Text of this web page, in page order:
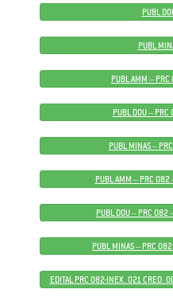
PUBL
PUBL
PUBL AMM – PRC
PUBL DOU – PRC
PUBL MINAS –
PUBL AMM – PRC 082
PUBL DOU – PRC 082
PUBL MINAS – PRC
EDITAL PRC 082-INEX. 021 CRED.